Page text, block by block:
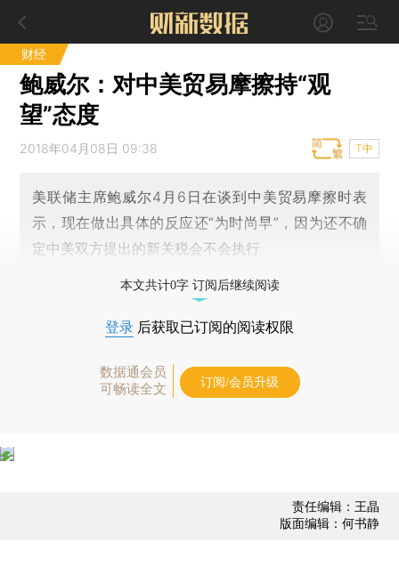
财经
鲍威尔：对中美贸易摩擦持“观
望”态度
2018年04月08日 09:38 T中
美联储主席鲍威尔4月6日在谈到中美贸易摩擦时表
示，现在做出具体的反应还“为时尚早”，因为还不确
定中美双方提出的新关税会不会执行
本文共计0字 订阅后继续阅读
登录 后获取已订阅的阅读权限
数据通会员
可畅读全文
订阅/会员升级
责任编辑：王晶
版面编辑：何书静